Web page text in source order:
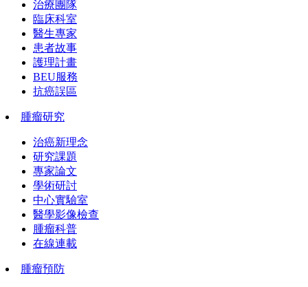
治療團隊
臨床科室
醫生專家
患者故事
護理計畫
BEU服務
抗癌誤區
腫瘤研究
治癌新理念
研究課題
專家論文
學術研討
中心實驗室
醫學影像檢查
腫瘤科普
在線連載
腫瘤預防